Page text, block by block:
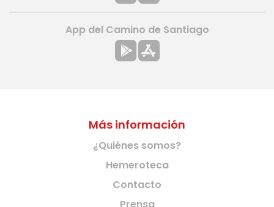
Más información
¿Quiénes somos?
Hemeroteca
Contacto
Prensa
App del Camino de Santiago